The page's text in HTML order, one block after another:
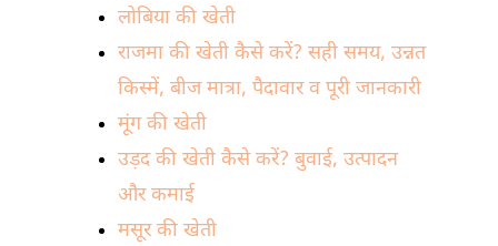
लोबिया की खेती
राजमा की खेती कैसे करें? सही समय, उन्नत
किस्में, बीज मात्रा, पैदावार व पूरी जानकारी
मूंग की खेती
उड़द की खेती कैसे करें? बुवाई, उत्पादन
और कमाई
मसूर की खेती